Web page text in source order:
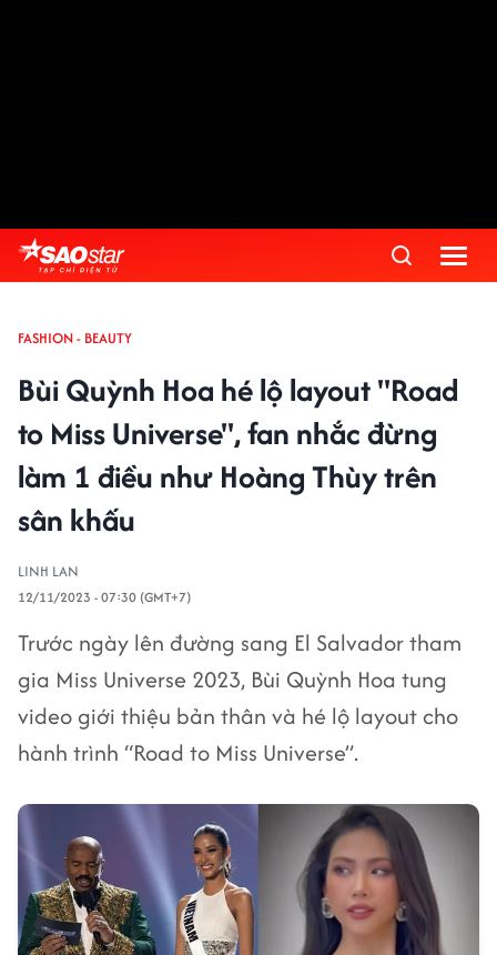
FASHION - BEAUTY
Bùi Quỳnh Hoa hé lộ layout "Road
to Miss Universe", fan nhắc đừng
làm 1 điều như Hoàng Thùy trên
sân khấu
LINH LAN
12/11/2023 - 07:30 (GMT+7)
Trước ngày lên đường sang El Salvador tham
gia Miss Universe 2023, Bùi Quỳnh Hoa tung
video giới thiệu bản thân và hé lộ layout cho
hành trình “Road to Miss Universe”.